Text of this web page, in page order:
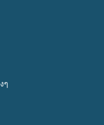
ๆ